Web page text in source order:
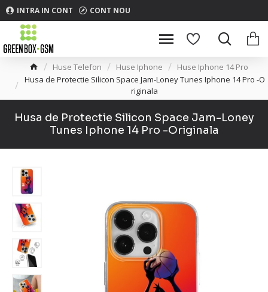
INTRA IN CONT CONT NOU
Huse Telefon Huse Iphone
Huse Iphone 14 Pro
Husa de Protectie Silicon Space Jam-Loney Tunes Iphone 14 Pro -O
riginala
Husa de Protectie Silicon Space Jam-Loney
Tunes Iphone 14 Pro -Originala